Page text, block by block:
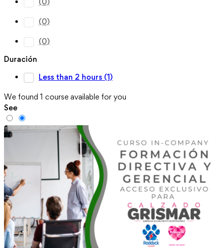
(0)
(0)
Duración
Less than 2 hours (1)
We found1 course available for you
See